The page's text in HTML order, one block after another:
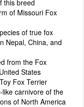
this breed
of Missouri Fox
of true fox
Nepal, China, and
from the Fox
States
Fox Terrier
carnivore of the
of North America